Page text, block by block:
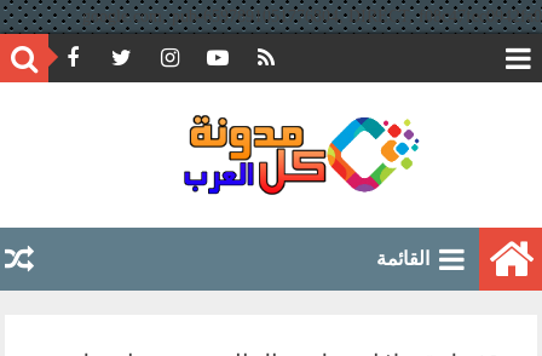
google.com, pub-6597891051776804, DIRECT, f08c47fec0942fa0
القائمة